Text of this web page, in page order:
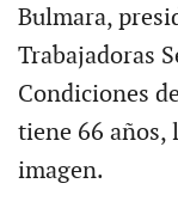
Bulmara,
Trabajadoras
Condiciones
tiene 66 años,
imagen.